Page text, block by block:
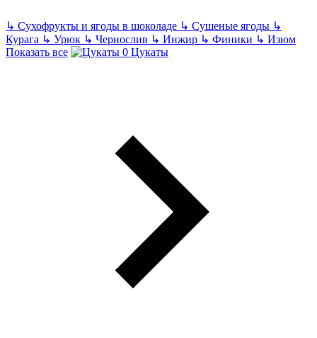
↳ Сухофрукты и ягоды в шоколаде ↳ Сушеные ягоды ↳
Курага ↳ Урюк ↳ Чернослив ↳ Инжир ↳ Финики ↳ Изюм
Показать все
Цукаты